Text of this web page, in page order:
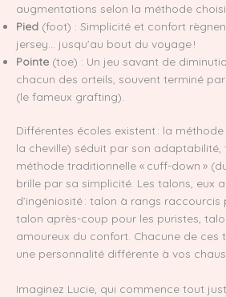
augmentations selon la méthode
Pied (foot) : Simplicité et confort
jersey… jusqu’au bout du voyage !
Pointe (toe) : Un jeu savant de
chacun des orteils, souvent terminé
(le fameux grafting).
Différentes écoles existent : la
la cheville) séduit par son adaptabilité,
méthode traditionnelle « cuff-down »
brille par sa simplicité. Les talons, eux
d’ingéniosité : talon à rangs raccourcis
talon après-coup pour les puristes,
amoureux du confort. Chacune de ces
une personnalité différente à vos
Imaginez Lucie, qui commence tout